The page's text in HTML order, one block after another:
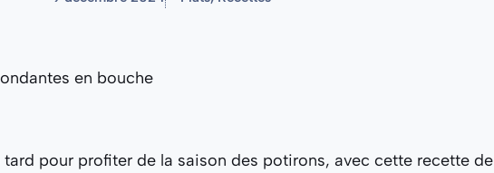
tard pour profiter de la saison des potirons, avec cette recette de